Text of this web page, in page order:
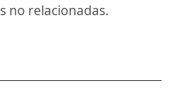
no relacionadas.